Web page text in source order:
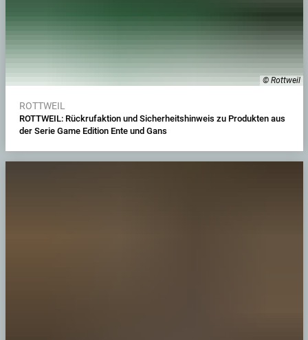
© Rottweil
ROTTWEIL
ROTTWEIL: Rückrufaktion und Sicherheitshinweis zu Produkten aus
der Serie Game Edition Ente und Gans